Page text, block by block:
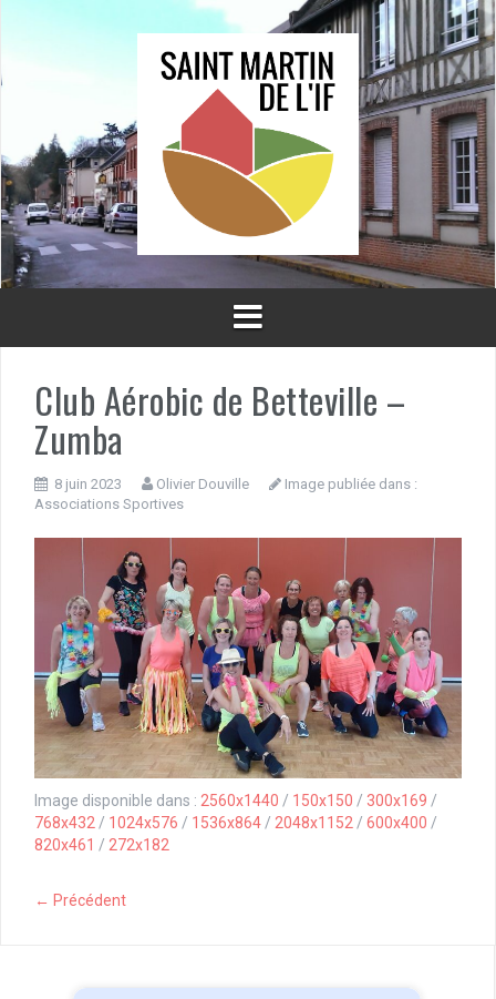
Club Aérobic de Betteville –
Zumba
8 juin 2023 Olivier Douville
Image publiée dans :
Associations Sportives
Image disponible dans : 2560x1440 / 150x150 / 300x169 /
768x432 / 1024x576 / 1536x864 / 2048x1152 / 600x400 /
820x461 / 272x182
← Précédent